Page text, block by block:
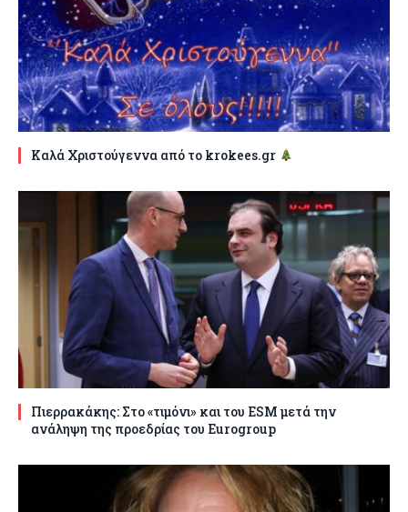
Καλά Χριστούγεννα από το krokees.gr
Πιερρακάκης: Στο «τιμόνι» και του ESM μετά την
ανάληψη της προεδρίας του Eurogroup